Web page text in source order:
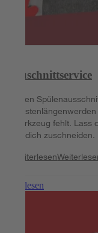
Zuschnittservice
Einen
Werkzeug fehlt.
für dich zuschneiden.
Weiterlesen
Weiterlesen